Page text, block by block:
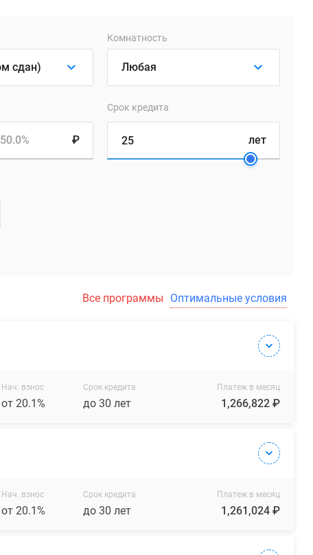
Комнатность
₽
50.0%
Срок кредита
лет
Все программы Оптимальные условия
Нач. взнос
от 20.1%
Срок кредита
до 30 лет
Платеж в месяц
1,266,822 ₽
Нач. взнос
от 20.1%
Срок кредита
до 30 лет
Платеж в месяц
1,261,024 ₽